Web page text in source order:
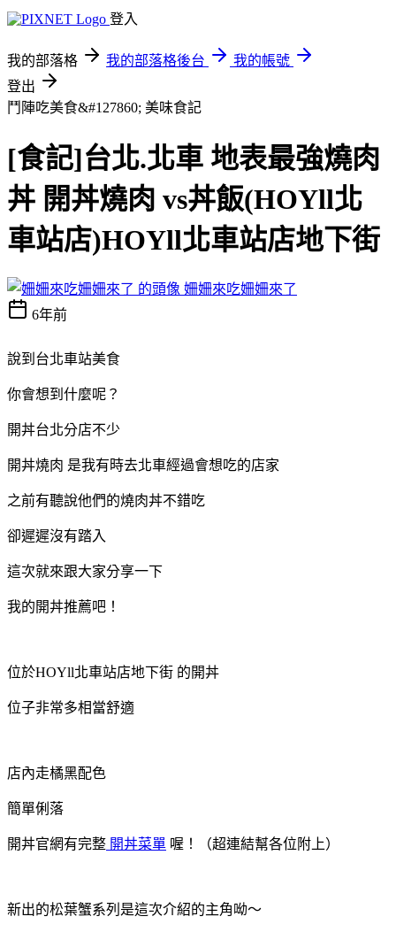
登入
我的部落格 我的部落格後台
我的帳號
登出
鬥陣吃美食&#127860; 美味食記
[食記]台北.北車 地表最強燒肉
丼 開丼燒肉 vs丼飯(HOYll北
車站店)HOYll北車站店地下街
姍姍來吃姍姍來了
6年前
說到台北車站美食
你會想到什麼呢？
開丼台北分店不少
開丼燒肉 是我有時去北車經過會想吃的店家
之前有聽說他們的燒肉丼不錯吃
卻遲遲沒有踏入
這次就來跟大家分享一下
我的開丼推薦吧！
位於HOYll北車站店地下街 的開丼
位子非常多相當舒適
店內走橘黑配色
簡單俐落
開丼官網有完整 開丼菜單 喔！（超連結幫各位附上）
新出的松葉蟹系列是這次介紹的主角呦～